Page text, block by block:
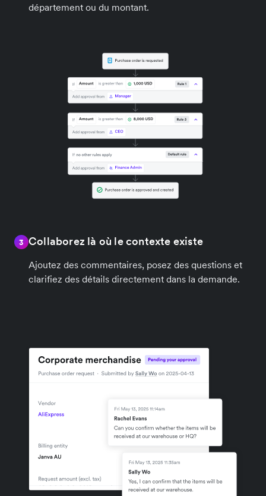
département ou du montant.
3 Collaborez là où le contexte existe
Ajoutez des commentaires, posez des questions et
clarifiez des détails directement dans la demande.